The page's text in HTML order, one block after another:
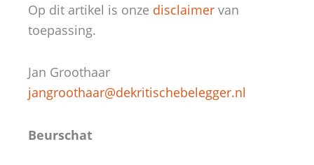
Op dit artikel is onze disclaimer van
toepassing.
Jan Groothaar
jangroothaar@dekritischebelegger.nl
Beurschat